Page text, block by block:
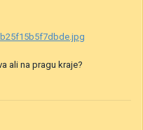
ali na pragu kraje?